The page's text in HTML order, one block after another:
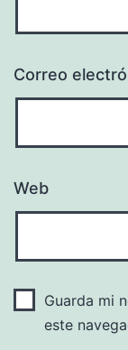
Correo
Web
Guarda mi
este